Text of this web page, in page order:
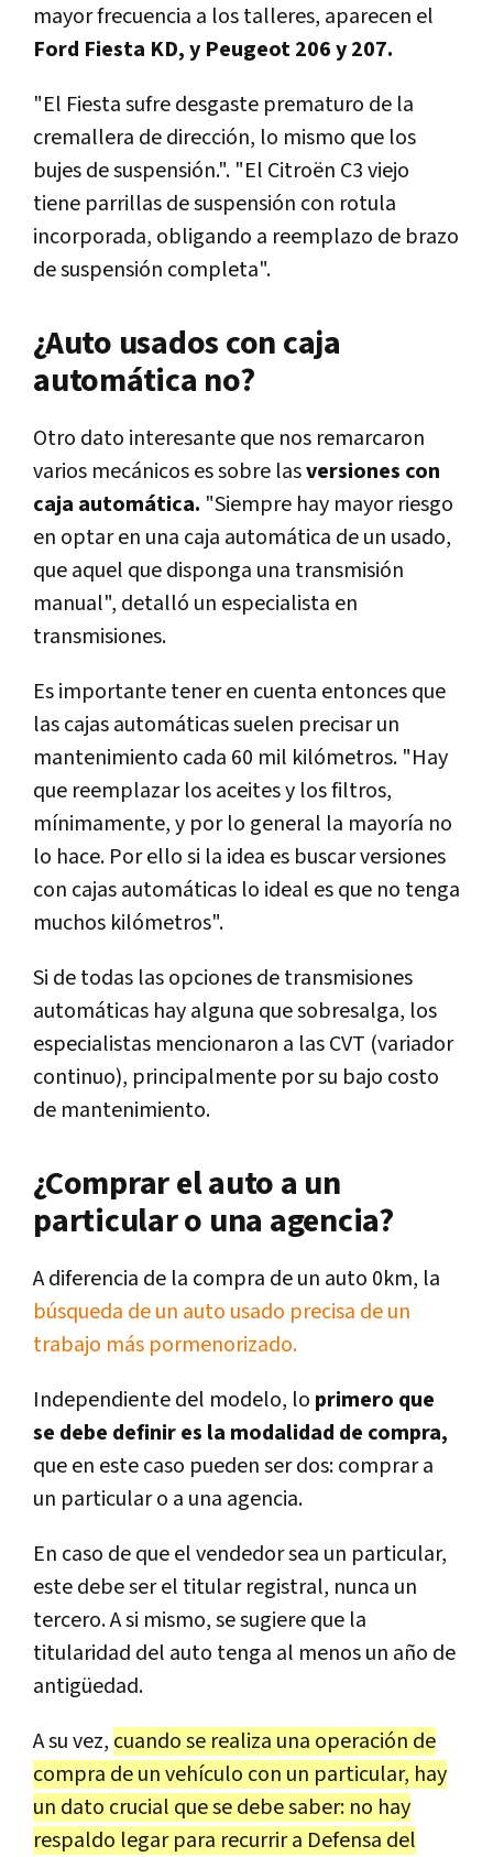
mayor frecuencia a los talleres, aparecen el
Ford Fiesta KD, y Peugeot 206 y 207.
"El Fiesta sufre desgaste prematuro de la
cremallera de dirección, lo mismo que los
bujes de suspensión.". "El Citroën C3 viejo
tiene parrillas de suspensión con rotula
incorporada, obligando a reemplazo de brazo
de suspensión completa".
¿Auto usados con caja
automática no?
Otro dato interesante que nos remarcaron
varios mecánicos es sobre lasversiones con
caja automática. "Siempre hay mayor riesgo
en optar en una caja automática de un usado,
que aquel que disponga una transmisión
manual", detalló un especialista en
transmisiones.
Es importante tener en cuenta entonces que
las cajas automáticas suelen precisar un
mantenimiento cada 60 mil kilómetros. "Hay
que reemplazar los aceites y los filtros,
mínimamente, y por lo general la mayoría no
lo hace. Por ello si la idea es buscar versiones
con cajas automáticas lo ideal es que no tenga
muchos kilómetros".
Si de todas las opciones de transmisiones
automáticas hay alguna que sobresalga, los
especialistas mencionaron a las CVT (variador
continuo), principalmente por su bajo costo
de mantenimiento.
¿Comprar el auto a un
particular o una agencia?
A diferencia de la compra de un auto 0km, la
búsqueda de un auto usado precisa de un
trabajo más pormenorizado.
Independiente del modelo, lo primero que
se debe definir es la modalidad de compra,
que en este caso pueden ser dos: comprar a
un particular o a una agencia.
En caso de que el vendedor sea un particular,
este debe ser el titular registral, nunca un
tercero. A si mismo, se sugiere que la
titularidad del auto tenga al menos un año de
antigüedad.
A su vez, cuando se realiza una operación de
compra de un vehículo con un particular, hay
un dato crucial que se debe saber: no hay
respaldo legar para recurrir a Defensa del